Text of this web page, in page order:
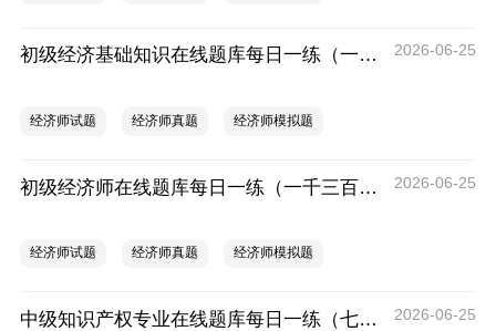
初级经济基础知识在线题库每日一练（一千三百三十二） 2026-06-25
经济师试题 经济师真题 经济师模拟题
初级经济师在线题库每日一练（一千三百三十二） 2026-06-25
经济师试题 经济师真题 经济师模拟题
中级知识产权专业在线题库每日一练（七百九十九） 2026-06-25